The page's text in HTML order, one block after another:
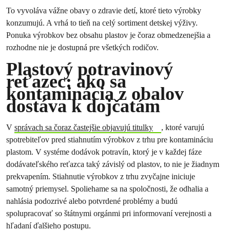
To vyvoláva vážne obavy o zdravie detí, ktoré tieto výrobky
konzumujú. A vrhá to tieň na celý sortiment detskej výživy.
Ponuka výrobkov bez obsahu plastov je čoraz obmedzenejšia a
rozhodne nie je dostupná pre všetkých rodičov.
Plastový potravinový
reťazec: ako sa
kontaminácia z obalov
dostáva k dojčatám
V správach sa čoraz častejšie objavujú titulky
, ktoré varujú
spotrebiteľov pred stiahnutím výrobkov z trhu pre kontamináciu
plastom. V systéme dodávok potravín, ktorý je v každej fáze
dodávateľského reťazca taký závislý od plastov, to nie je žiadnym
prekvapením. Stiahnutie výrobkov z trhu zvyčajne iniciuje
samotný priemysel. Spoliehame sa na spoločnosti, že odhalia a
nahlásia podozrivé alebo potvrdené problémy a budú
spolupracovať so štátnymi orgánmi pri informovaní verejnosti a
hľadaní ďalšieho postupu.